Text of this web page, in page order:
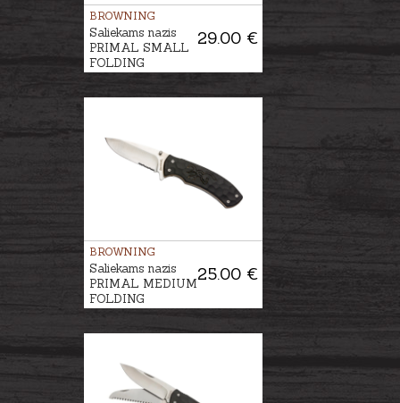
BROWNING
29.00 €
Saliekams nazis
PRIMAL SMALL
FOLDING
BROWNING
25.00 €
Saliekams nazis
PRIMAL MEDIUM
FOLDING